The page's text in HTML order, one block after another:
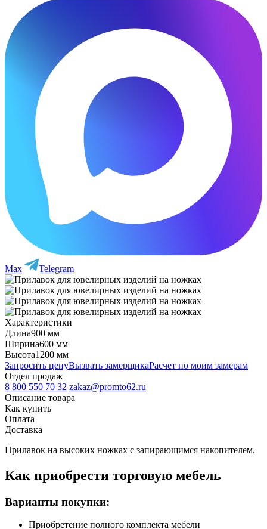
Max Telegram
Характеристики
Длина900 мм
Ширина600 мм
Высота1200 мм
Запросить ценуВызвать замерщикаРасчет по моим замерам
Отдел продаж
8 800 550 70 32 zakaz@promto62.ru
Описание товара
Как купить
Оплата
Доставка
Прилавок на высоких ножках с запирающимся накопителем.
Как приобрести торговую мебель
Варианты покупки:
Приобретение полного комплекта мебели